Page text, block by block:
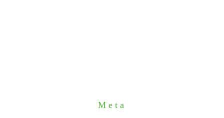
Meta